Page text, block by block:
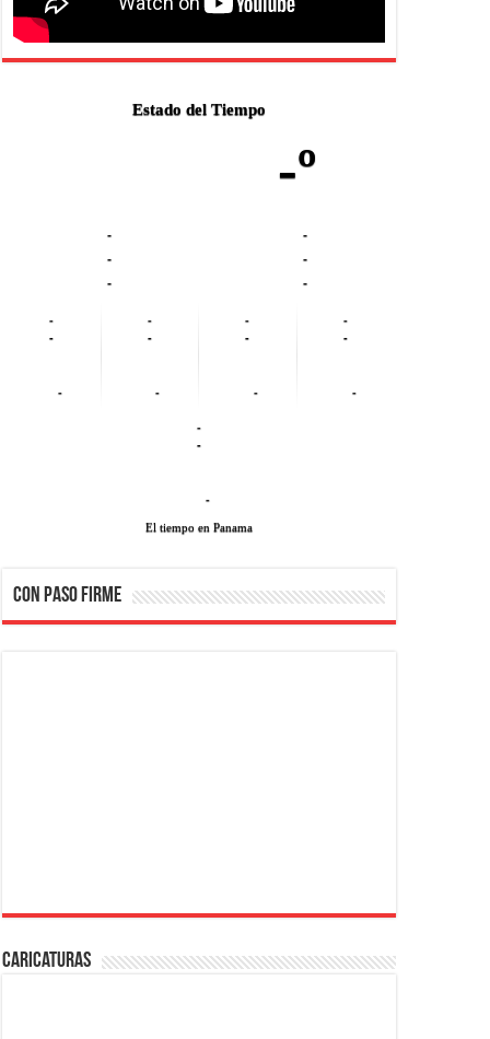
Estado del Tiempo
-º
-
-
-
-
-
-
-
-
-
-
-
-
-
-
-
-
-
-
-
-
-
El tiempo en Panama
CON PASO FIRME
Caricaturas